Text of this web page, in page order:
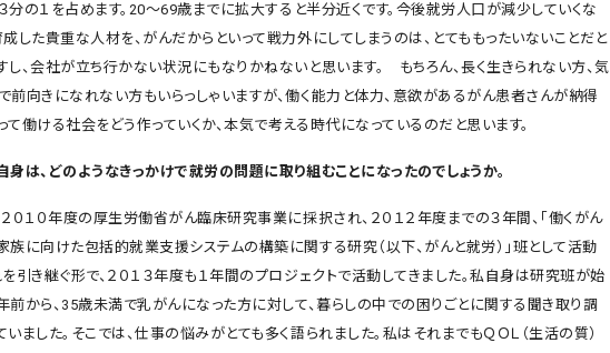
分の１を占めます。20〜69歳までに拡大すると半分近くです。今後就労人口が減少していくな
成した貴重な人材を、がんだからといって戦力外にしてしまうのは、とてももったいないことだと
し、会社が立ち行かない状況にもなりかねないと思います。 もちろん、長く生きられない方、気
前向きになれない方もいらっしゃいますが、働く能力と体力、意欲があるがん患者さんが納得
て働ける社会をどう作っていくか、本気で考える時代になっているのだと思います。
は、どのようなきっかけで就労の問題に取り組むことになったのでしょうか。
０１０年度の厚生労働省がん臨床研究事業に採択され、２０１２年度までの３年間、「働くがん
族に向けた包括的就業支援システムの構築に関する研究（以下、がんと就労）」班として活動
を引き継ぐ形で、２０１３年度も１年間のプロジェクトで活動してきました。私自身は研究班が始
前から、35歳未満で乳がんになった方に対して、暮らしの中での困りごとに関する聞き取り調
いました。そこでは、仕事の悩みがとても多く語られました。私はそれまでもＱＯＬ（生活の質）